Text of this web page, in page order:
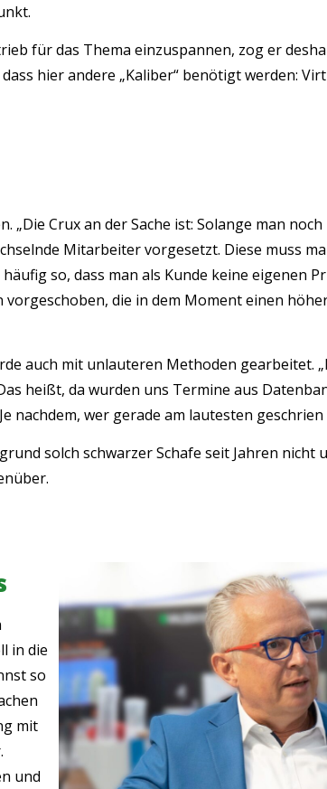
für das Thema einzuspannen, zog er
hier andere „Kaliber“ benötigt werden:
Crux an der Sache ist: Solange man
Mitarbeiter vorgesetzt. Diese muss
so, dass man als Kunde keine eigenen
die in dem Moment einen
auch mit unlauteren Methoden gearbeitet.
heißt, da wurden uns Termine aus
wer gerade am lautesten geschrien
solch schwarzer Schafe seit Jahren nicht
in die
so
mit
und